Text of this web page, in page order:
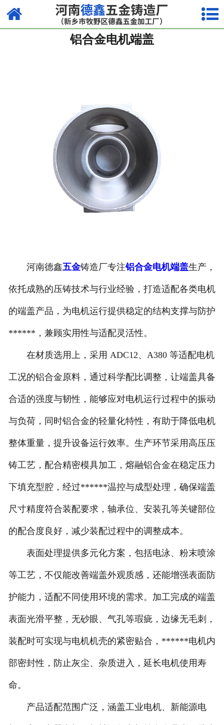
网站首页
镁合金压铸系列
其他
铝合金电机端盖
河南德鑫五金铸造厂专注铝合金电机端盖生产，
依托成熟的压铸技术与行业经验，打造适配各类电机
的端盖产品，为电机运行提供稳定的结构支撑与防护
******，兼顾实用性与适配灵活性。
在材质选用上，采用 ADC12、A380 等适配电机
工况的铝合金原料，通过科学配比调整，让端盖具备
合适的强度与韧性，能够应对电机运行过程中的振动
与负荷，同时铝合金的轻量化特性，有助于降低电机
整体重量，提升设备运行效率。生产环节采用高压压
铸工艺，配合精密模具加工，熔融铝合金在稳定压力
下填充型腔，经过******温控与成型处理，确保端盖
尺寸精度符合装配要求，轴承位、安装孔等关键部位
的配合度良好，减少装配过程中的调整成本。
表面处理提供多元化方案，包括电泳、粉末喷涂
等工艺，不仅能改善端盖外观质感，还能增强表面防
护能力，适配不同使用环境的需求。加工完成的端盖
表面光滑平整，无砂眼、气孔等瑕疵，边缘无毛刺，
装配时可实现与电机机壳的紧密贴合，******电机内
部密封性，防止灰尘、杂质进入，延长电机使用寿
命。
产品适配范围广泛，涵盖工业电机、新能源电